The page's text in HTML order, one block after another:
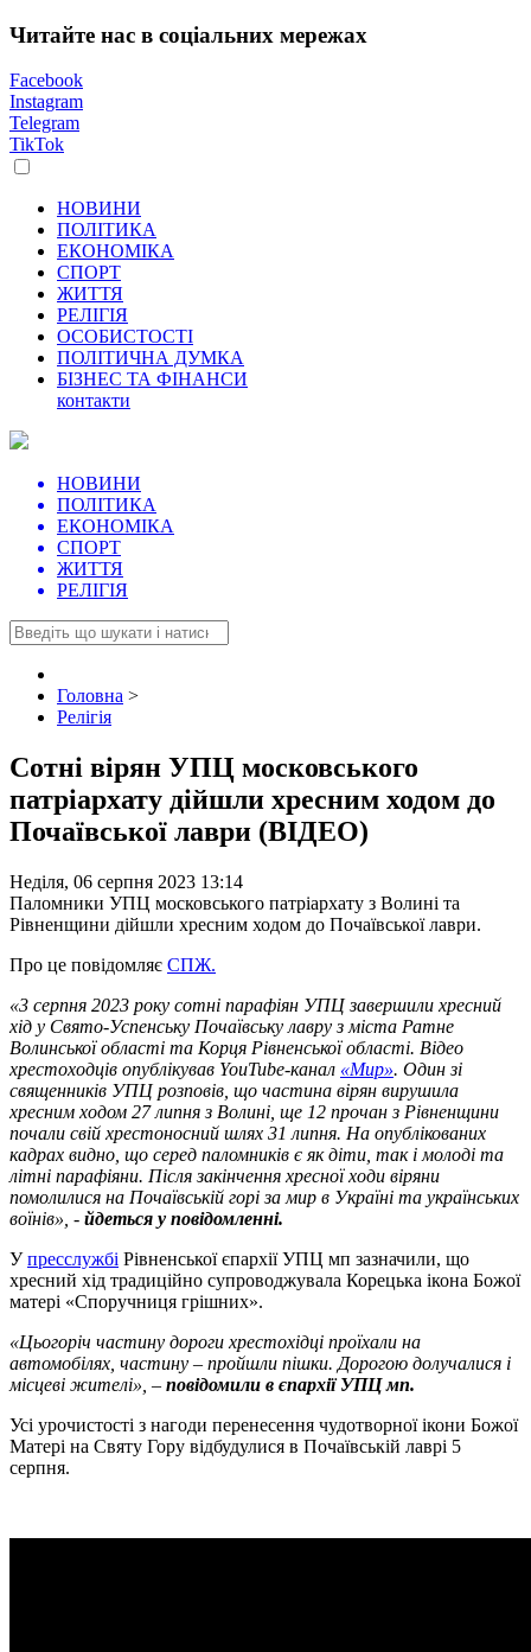
Читайте нас в соціальних мережах
Facebook
Instagram
Telegram
TikTok
НОВИНИ
ПОЛІТИКА
ЕКОНОМІКА
СПОРТ
ЖИТТЯ
РЕЛІГІЯ
ОСОБИСТОСТІ
ПОЛІТИЧНА ДУМКА
БІЗНЕС ТА ФІНАНСИ
контакти
НОВИНИ
ПОЛІТИКА
ЕКОНОМІКА
СПОРТ
ЖИТТЯ
РЕЛІГІЯ
Головна >
Релігія
Сотні вірян УПЦ московського
патріархату дійшли хресним ходом до
Почаївської лаври (ВІДЕО)
Неділя, 06 серпня 2023 13:14
Паломники УПЦ московського патріархату з Волині та
Рівненщини дійшли хресним ходом до Почаївської лаври.
Про це повідомляє СПЖ.
«3 серпня 2023 року сотні парафіян УПЦ завершили хресний
хід у Свято-Успенську Почаївську лавру з міста Ратне
Волинської області та Корця Рівненської області. Відео
хрестоходців опублікував YouTube-канал «Мир». Один зі
священників УПЦ розповів, що частина вірян вирушила
хресним ходом 27 липня з Волині, ще 12 прочан з Рівненщини
почали свій хрестоносний шлях 31 липня. На опублікованих
кадрах видно, що серед паломників є як діти, так і молоді та
літні парафіяни. Після закінчення хресної ходи віряни
помолилися на Почаївській горі за мир в Україні та українських
воїнів», - йдеться у повідомленні.
Упресслужбі Рівненської єпархії УПЦ мп зазначили, що
хресний хід традиційно супроводжувала Корецька ікона Божої
матері «Споручниця грішних».
«Цьогоріч частину дороги хрестохідці проїхали на
автомобілях, частину – пройшли пішки. Дорогою долучалися і
місцеві жителі», – повідомили в єпархії УПЦ мп.
Усі урочистості з нагоди перенесення чудотворної ікони Божої
Матері на Святу Гору відбудулися в Почаївській лаврі 5
серпня.